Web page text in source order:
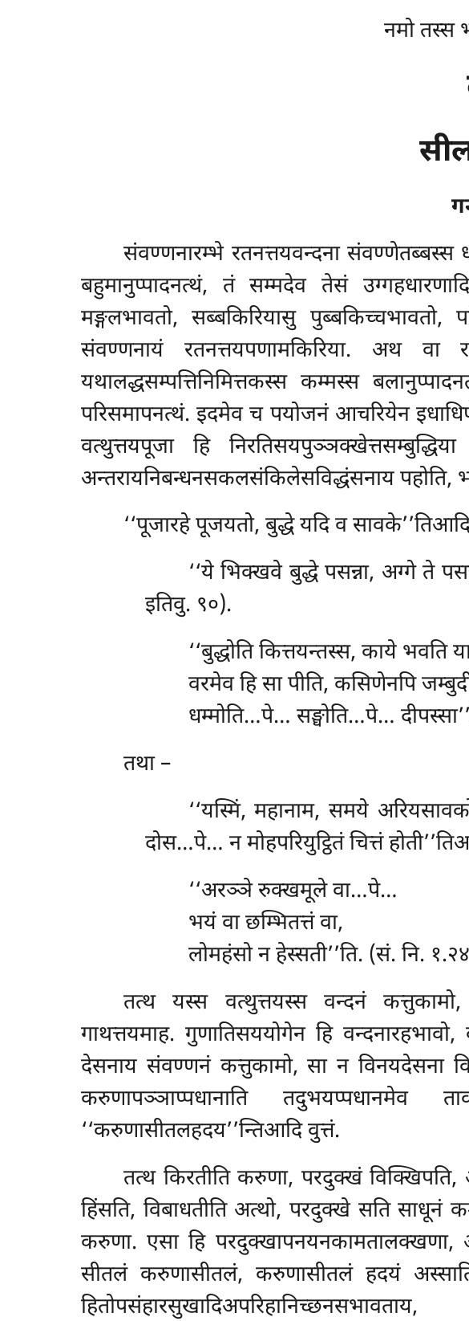
नमो तस्स
संवण्णनारम्भे रतनत्तयवन्दना
बहुमानुप्पादनत्थं, तं सम्मदेव तेसं
मङ्गलभावतो, सब्बकिरियासु
संवण्णनायं रतनत्तयपणामकिरिया. अथ वा
यथालद्धसम्पत्तिनिमित्तकस्स कम्मस्स
परिसमापनत्थं. इदमेव च पयोजनं आचरियेन
वत्थुत्तयपूजा हि
अन्तरायनिबन्धनसकलसंकिलेसविद्धंसनाय पहोति,
‘‘पूजारहे पूजयतो, बुद्धे यदि व
‘‘येभिक्खवे बुद्धे पसन्ना, अग्गे ते
इतिवु. ९०).
‘‘बुद्धोतिकित्तयन्तस्स, काये भवति
वरमेव हि सा पीति, कसिणेनपि
धम्मोति…पे… सङ्घोति…पे…
तथा –
‘‘यस्मिं, महानाम, समये
दोस…पे… न मोहपरियुट्ठितं चित्तं
‘‘अरञ्ञे रुक्खमूले वा…पे…
भयं वा छम्भितत्तं वा,
लोमहंसो न हेस्सती’’ति. (सं. नि.
तत्थ यस्स वत्थुत्तयस्स वन्दनं
गाथत्तयमाह. गुणातिसययोगेन हि
देसनाय संवण्णनं कत्तुकामो, सा न विनयदेसना
करुणापञ्ञाप्पधानाति
‘‘करुणासीतलहदय’’न्तिआदि वुत्तं.
तत्थ किरतीति करुणा, परदुक्खं
हिंसति, विबाधतीति अत्थो, परदुक्खे सति साधूनं
करुणा. एसा हि परदुक्खापनयनकामतालक्खणा,
सीतलं करुणासीतलं, करुणासीतलं हदयं